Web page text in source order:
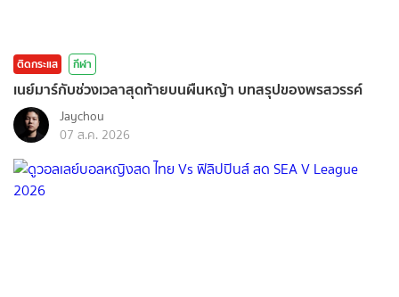
ติดกระแส กีฬา
เนย์มาร์กับช่วงเวลาสุดท้ายบนผืนหญ้า บทสรุปของพรสวรรค์
Jaychou
07 ส.ค. 2026